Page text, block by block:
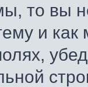
то вы
и